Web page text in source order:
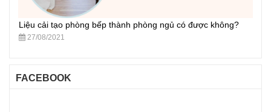
Liệu cải tạo phòng bếp thành phòng ngủ có được không?
27/08/2021
FACEBOOK